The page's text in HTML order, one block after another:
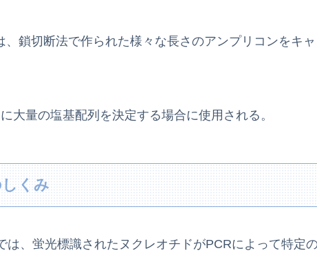
、鎖切断法で作られた様々な長さのアンプリコンをキ
大量の塩基配列を決定する場合に使用される。
くみ
は、蛍光標識されたヌクレオチドがPCRによって特定